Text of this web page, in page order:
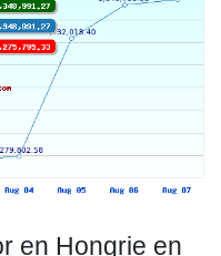
en Hongrie en